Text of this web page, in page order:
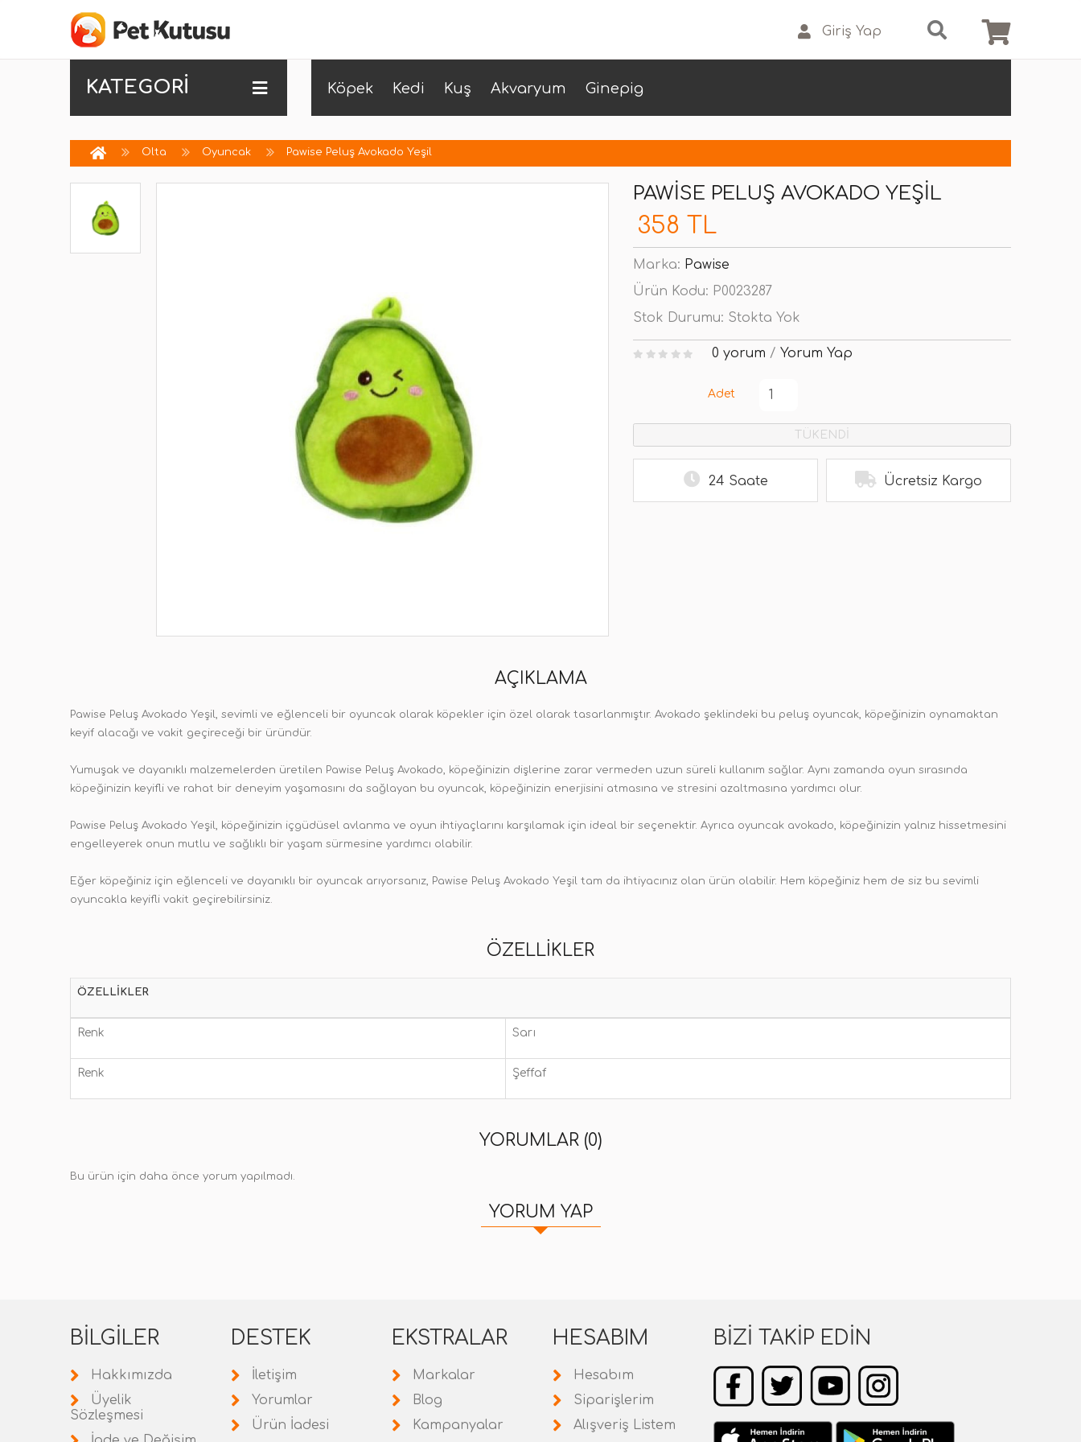
Giriş Yap
KATEGORİ Köpek Kedi Kuş Akvaryum Ginepig
Olta Oyuncak Pawise Peluş Avokado Yeşil
PAWISE PELUŞ AVOKADO YEŞIL
358 TL
Marka: Pawise
Ürün Kodu: P0023287
Stok Durumu: Stokta Yok
0 yorum / Yorum Yap
Adet
TÜKENDİ
24 Saate Ücretsiz Kargo
AÇIKLAMA
Pawise Peluş Avokado Yeşil, sevimli ve eğlenceli bir oyuncak olarak köpekler için özel olarak tasarlanmıştır. Avokado şeklindeki bu peluş oyuncak, köpeğinizin oynamaktan
keyif alacağı ve vakit geçireceği bir üründür.
Yumuşak ve dayanıklı malzemelerden üretilen Pawise Peluş Avokado, köpeğinizin dişlerine zarar vermeden uzun süreli kullanım sağlar. Aynı zamanda oyun sırasında
köpeğinizin keyifli ve rahat bir deneyim yaşamasını da sağlayan bu oyuncak, köpeğinizin enerjisini atmasına ve stresini azaltmasına yardımcı olur.
Pawise Peluş Avokado Yeşil, köpeğinizin içgüdüsel avlanma ve oyun ihtiyaçlarını karşılamak için ideal bir seçenektir. Ayrıca oyuncak avokado, köpeğinizin yalnız hissetmesini
engelleyerek onun mutlu ve sağlıklı bir yaşam sürmesine yardımcı olabilir.
Eğer köpeğiniz için eğlenceli ve dayanıklı bir oyuncak arıyorsanız, Pawise Peluş Avokado Yeşil tam da ihtiyacınız olan ürün olabilir. Hem köpeğiniz hem de siz bu sevimli
oyuncakla keyifli vakit geçirebilirsiniz.
ÖZELLIKLER
ÖZELLIKLER
Renk Sarı
Renk Şeffaf
YORUMLAR (0)
Bu ürün için daha önce yorum yapılmadı.
YORUM YAP
BILGILER
Hakkımızda
Üyelik
Sözleşmesi
DESTEK
İletişim
Yorumlar
Ürün İadesi
EKSTRALAR
Markalar
Blog
Kampanyalar
HESABIM
Hesabım
Siparişlerim
Alışveriş Listem
BIZI TAKIP EDIN